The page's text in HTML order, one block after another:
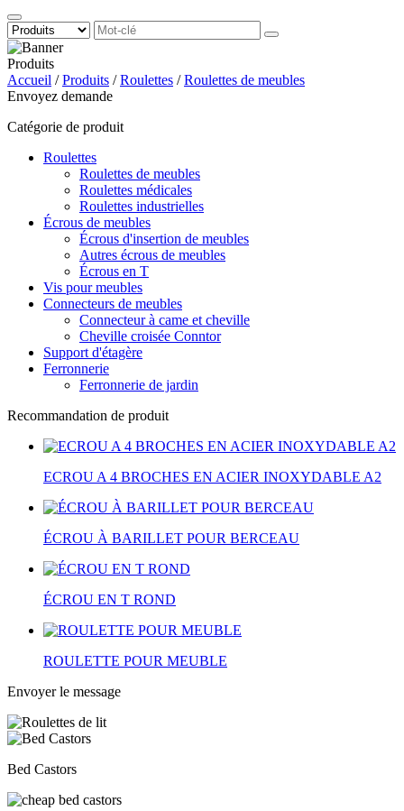
Produits
Accueil /Produits /Roulettes /Roulettes de meubles
Envoyez demande
Catégorie de produit
Roulettes
Roulettes de meubles
Roulettes médicales
Roulettes industrielles
Écrous de meubles
Écrous d'insertion de meubles
Autres écrous de meubles
Écrous en T
Vis pour meubles
Connecteurs de meubles
Connecteur à came et cheville
Cheville croisée Conntor
Support d'étagère
Ferronnerie
Ferronnerie de jardin
Recommandation de produit
ECROU A 4 BROCHES EN ACIER INOXYDABLE A2
ÉCROU À BARILLET POUR BERCEAU
ÉCROU EN T ROND
ROULETTE POUR MEUBLE
Envoyer le message
Bed Castors